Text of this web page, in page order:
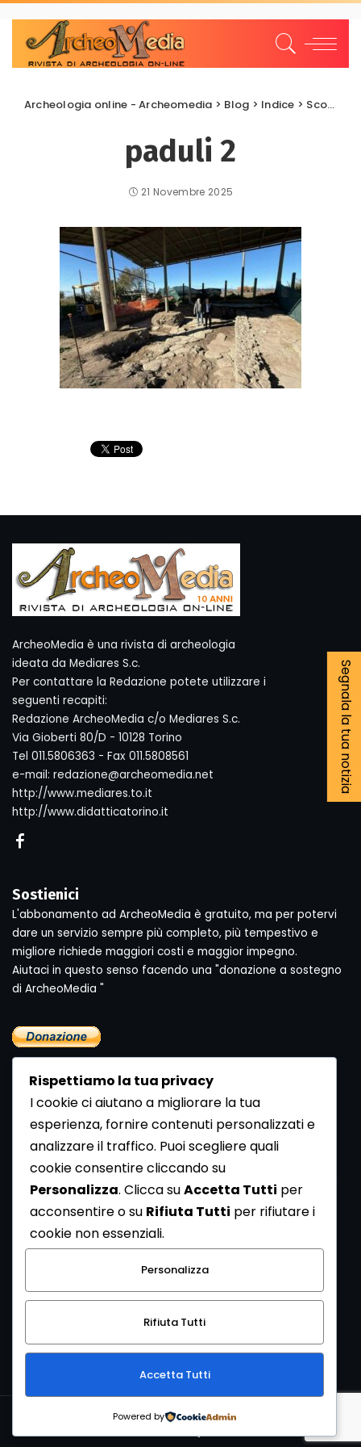
Archeologia online - Archeomedia > Blog > Indice > Scoperte e scavi
paduli 2
21 Novembre 2025
Segnala la tua notizia
ArcheoMedia è una rivista di archeologia
ideata da Mediares S.c.
Per contattare la Redazione potete utilizzare i
seguenti recapiti:
Redazione ArcheoMedia c/o Mediares S.c.
Via Gioberti 80/D - 10128 Torino
Tel 011.5806363 - Fax 011.5808561
e-mail: redazione@archeomedia.net
http://www.mediares.to.it
http://www.didatticatorino.it
Sostienici
L'abbonamento ad ArcheoMedia è gratuito, ma per potervi
dare un servizio sempre più completo, più tempestivo e
migliore richiede maggiori costi e maggior impegno.
Aiutaci in questo senso facendo una "donazione a sostegno
di ArcheoMedia "
Newsletter
Se vuoi ricevere la Rivista gratuita di archeologia realizzata
dalla Redazione di ArcheoMedia iscriviti alla nostra
Newsletter [Clicca Qui]
Con l'invio del messaggio l'utente dichiara di aver letto
l’informativa sulla privacy e di acconsentire al trattamento
dei propri dati personali.
Copyright © 1999-2026Mediares S.c.PI 07341730013 - [
Rispettiamo la tua privacy
I cookie ci aiutano a migliorare la tua
esperienza, fornire contenuti personalizzati e
analizzare il traffico. Puoi scegliere quali
cookie consentire cliccando su
Personalizza. Clicca suAccetta Tutti per
acconsentire o su Rifiuta Tutti per rifiutare i
cookie non essenziali.
Personalizza
Rifiuta Tutti
Accetta Tutti
Powered by